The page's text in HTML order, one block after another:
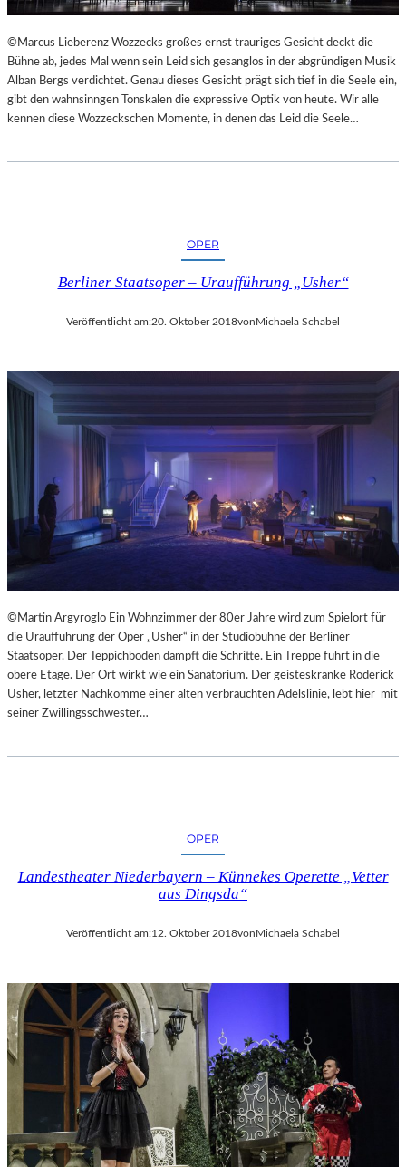
L
S
Ä
U
L
E
G
©Marcus Lieberenz Wozzecks großes ernst trauriges Gesicht deckt die
Bühne ab, jedes Mal wenn sein Leid sich gesanglos in der abgründigen Musik
Alban Bergs verdichtet. Genau dieses Gesicht prägt sich tief in die Seele ein,
gibt den wahnsinngen Tonskalen die expressive Optik von heute. Wir alle
kennen diese Wozzeckschen Momente, in denen das Leid die Seele…
OPER
Berliner Staatsoper – Uraufführung „Usher“
Veröffentlicht am:20. Oktober 2018vonMichaela Schabel
©Martin Argyroglo Ein Wohnzimmer der 80er Jahre wird zum Spielort für
die Uraufführung der Oper „Usher“ in der Studiobühne der Berliner
Staatsoper. Der Teppichboden dämpft die Schritte. Ein Treppe führt in die
obere Etage. Der Ort wirkt wie ein Sanatorium. Der geisteskranke Roderick
Usher, letzter Nachkomme einer alten verbrauchten Adelslinie, lebt hier mit
seiner Zwillingsschwester…
OPER
Landestheater Niederbayern – Künnekes Operette „Vetter
aus Dingsda“
Veröffentlicht am:12. Oktober 2018von Michaela Schabel